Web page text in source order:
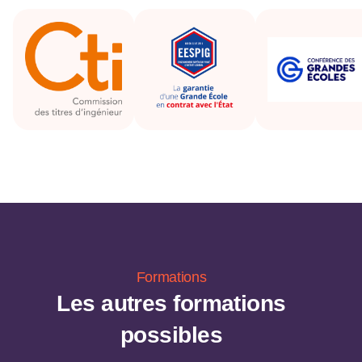
Formations
Les autres formations
possibles